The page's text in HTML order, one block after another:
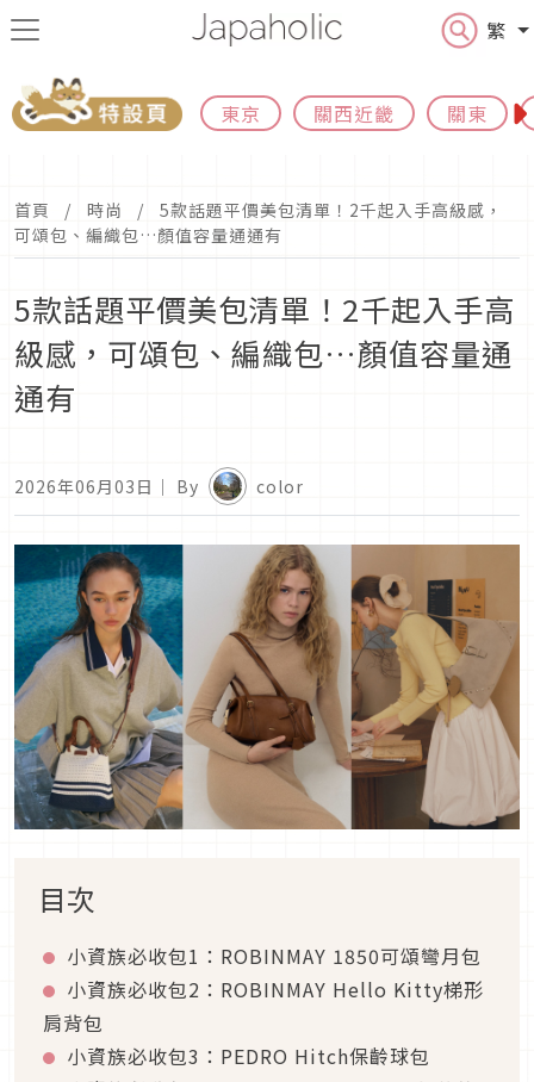
繁
東京 關西近畿 關東
首頁 時尚
5款話題平價美包清單！2千起入手高級感，
可頌包、編織包…顏值容量通通有
5款話題平價美包清單！2千起入手高
級感，可頌包、編織包…顏值容量通
通有
2026年06月03日 ｜ By color
目次
小資族必收包1：ROBINMAY 1850可頌彎月包
小資族必收包2：ROBINMAY Hello Kitty梯形
肩背包
小資族必收包3：PEDRO Hitch保齡球包